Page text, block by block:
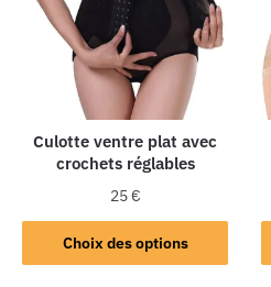
Culotte ventre plat avec
crochets réglables
25€
Choix des options